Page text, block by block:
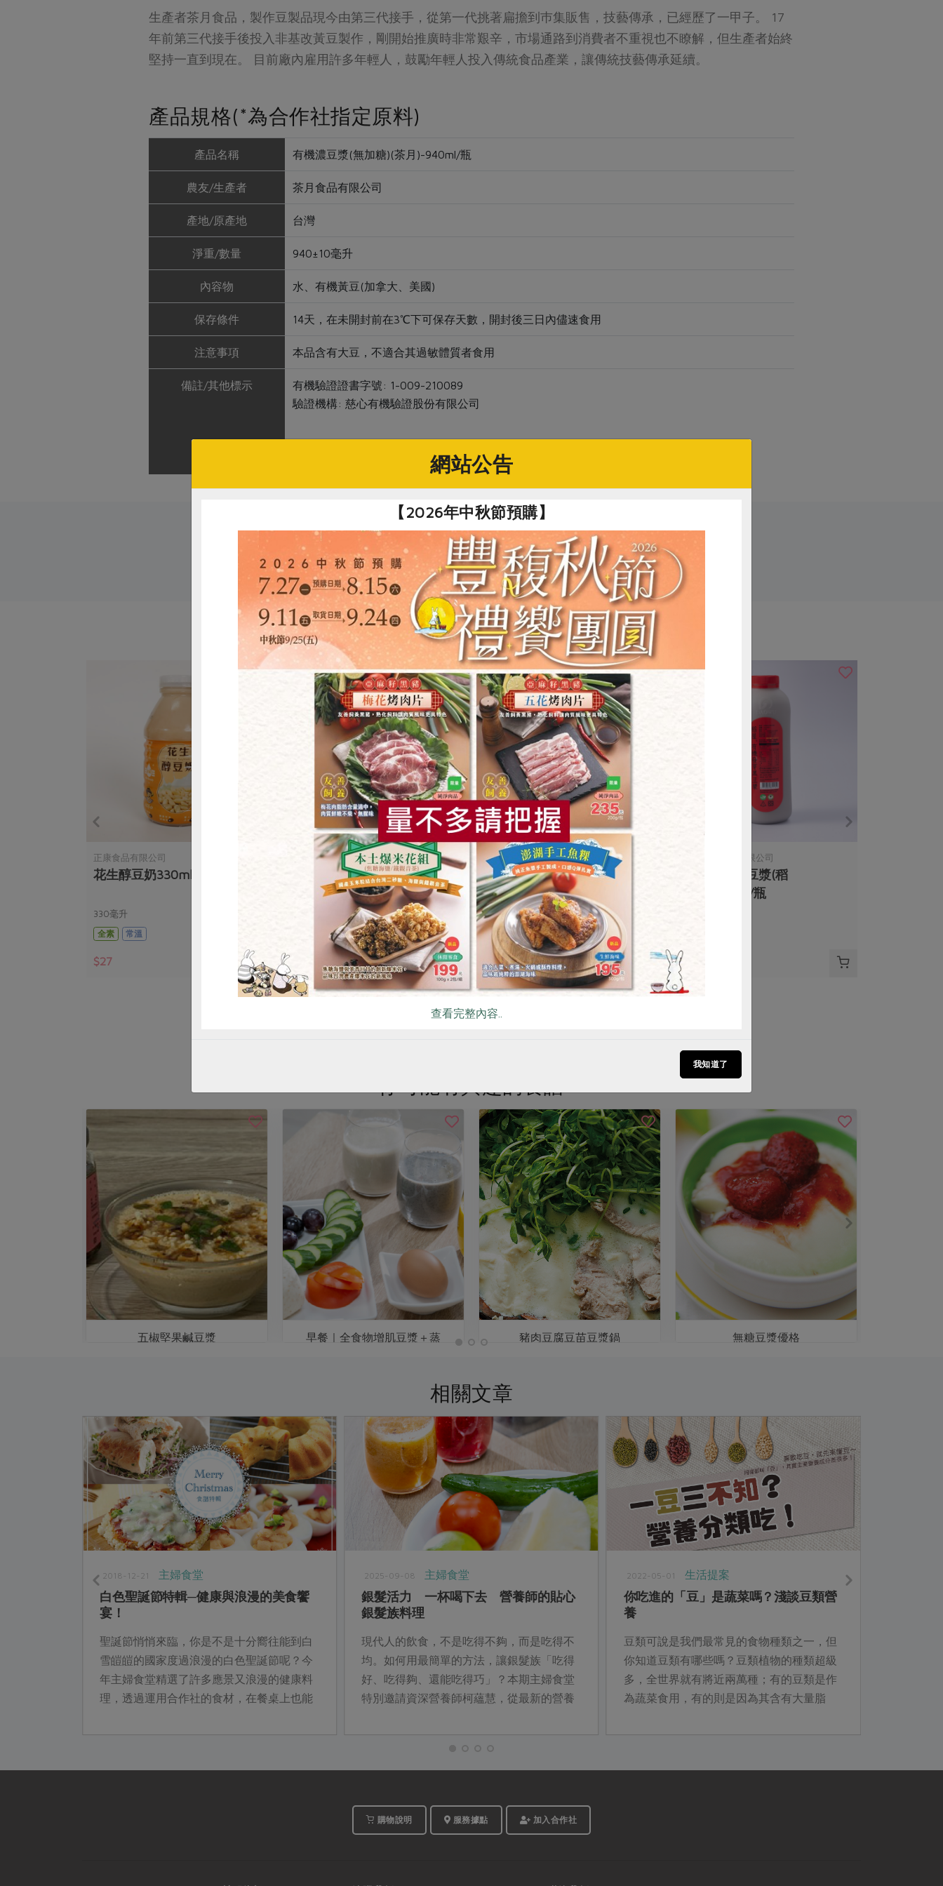
生產者茶月食品，製作豆製品現今由第三代接手，從第一代挑著扁擔到巿集販售，技藝傳承，已經歷了一甲子。 17
年前第三代接手後投入非基改黃豆製作，剛開始推廣時非常艱辛，市場通路到消費者不重視也不瞭解，但生產者始終
堅持一直到現在。 目前廠內雇用許多年輕人，鼓勵年輕人投入傳統食品產業，讓傳統技藝傳承延續。
產品規格(*為合作社指定原料)
產品名稱 有機濃豆漿(無加糖)(茶月)-940ml/瓶
農友/生產者 茶月食品有限公司
產地/原產地 台灣
淨重/數量 940±10毫升
內容物 水、有機黃豆(加拿大、美國)
保存條件 14天，在未開封前在3℃下可保存天數，開封後三日內儘速食用
注意事項 本品含有大豆，不適合其過敏體質者食用
備註/其他標示
有機驗證證書字號: 1-009-210089
驗證機構: 慈心有機驗證股份有限公司
關鍵字
# 豆製飲品 # 豆漿
你可能有興趣的產品
正康食品有限公司
花生醇豆奶330ml
330毫升
全素
常溫
$27 暫無庫存
正康食品有限公司
Jacksoy濃豆奶(砂糖無添
加)330ml
常溫
正康食品有限公司
Jacksoy濃豆奶330ml
330毫升
全素
常溫
$20
稻屋生機廚坊有限公司
有機發芽黑豆漿(稻
屋)-1000ml/瓶
看更多產品
五椒堅果鹹豆漿
早餐｜全食物增肌豆漿＋蒸
豬肉豆腐豆苗豆漿鍋 無糖豆漿優格
相關文章
2018-12-21 主婦食堂
白色聖誕節特輯─健康與浪漫的美食饗
宴！
聖誕節悄悄來臨，你是不是十分嚮往能到白
雪皚皚的國家度過浪漫的白色聖誕節呢？今
年主婦食堂精選了許多應景又浪漫的健康料
理，透過運用合作社的食材，在餐桌上也能
節唷...
2025-09-08 主婦食堂
銀髮活力 一杯喝下去 營養師的貼心
銀髮族料理
現代人的飲食，不是吃得不夠，而是吃得不
均。如何用最簡單的方法，讓銀髮族「吃得
好、吃得夠、還能吃得巧」？本期主婦食堂
特別邀請資深營養師柯蘊慧，從最新的營養
午點心，幫銀髮族補足常見的營養缺口。
2022-05-01 生活提案
你吃進的「豆」是蔬菜嗎？淺談豆類營
養
豆類可說是我們最常見的食物種類之一，但
你知道豆類有哪些嗎？豆類植物的種類超級
多，全世界就有將近兩萬種；有的豆類是作
為蔬菜食用，有的則是因為其含有大量脂
業、醫療原料所用。不過這麼多種豆，其實
購物說明 服務據點 加入合作社
惜食 RPET 食譜 減硝酸鹽 雞蛋 食安 共同購買
網站公告
【2026年中秋節預購】
查看完整內容..
我知道了